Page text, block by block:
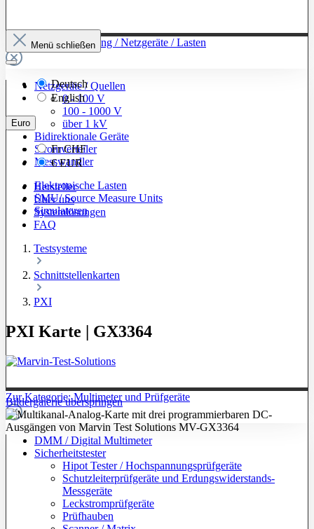
Zur Kategorie: Leistung / Netzgeräte / Lasten
Netzgeräte / Quellen
0 - 100 V
100 - 1000 V
über 1 kV
Bidirektionale Geräte
Stromverteiler
Messwandler
Elektronische Lasten
SMU/ Source Measure Units
Simulatoren
Zur Kategorie: Multimeter und Prüfgeräte
DMM / Digital Multimeter
Sicherheitstester
Hipot Tester / Hochspannungsprüfgeräte
Schutzleiterprüfgeräte und Erdungswiderstands-
Messgeräte
Leckstromprüfgeräte
Prüfhauben
Menü schließen
Deutsch
English
Euro
FrCHF
€EUR
Hersteller
Über uns
Systemlösungen
FAQ
Testsysteme
Schnittstellenkarten
PXI
PXI Karte | GX3364
Bildergalerie überspringen